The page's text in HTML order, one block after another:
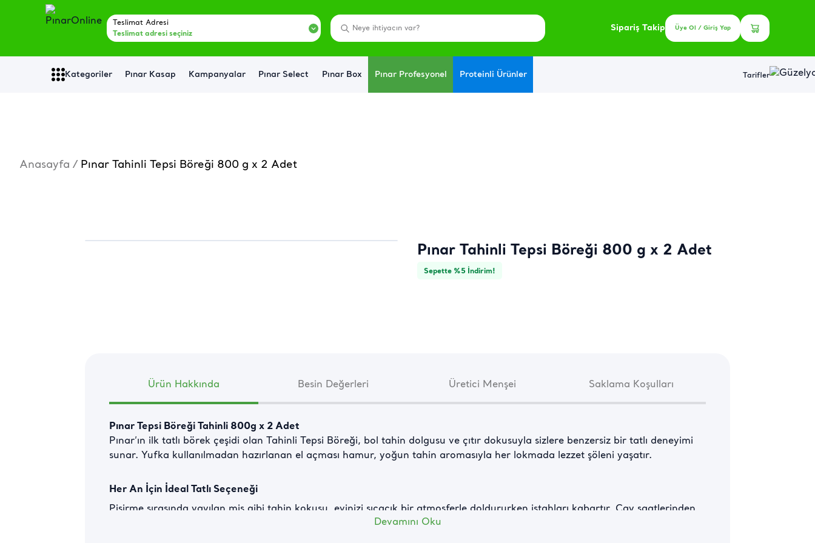
Teslimat Adresi
Teslimat adresi seçiniz
Sipariş Takip Üye Ol / Giriş Yap
Kategoriler Pınar Kasap Kampanyalar Pınar Select Pınar Box Pınar Profesyonel Proteinli Ürünler Tarifler
Anasayfa / Pınar Tahinli Tepsi Böreği 800 g x 2 Adet
Pınar Tahinli Tepsi Böreği 800 g x 2 Adet
Sepette %5 İndirim!
Ürün Hakkında Besin Değerleri Üretici Menşei Saklama Koşulları
Pınar Tepsi Böreği Tahinli 800g x 2 Adet
Pınar’ın ilk tatlı börek çeşidi olan Tahinli Tepsi Böreği, bol tahin dolgusu ve çıtır dokusuyla sizlere benzersiz bir tatlı deneyimi
sunar. Yufka kullanılmadan hazırlanan el açması hamur, yoğun tahin aromasıyla her lokmada lezzet şöleni yaşatır.
Her An İçin İdeal Tatlı Seçeneği
Pişirme sırasında yayılan mis gibi tahin kokusu, evinizi sıcacık bir atmosferle doldururken iştahları kabartır. Çay saatlerinden
özel davetlere kadar her anı tatlandırmak için ideal bir seçenek olan bu börek, pratik hazırlanışı ve doyurucu lezzetiyle
Devamını Oku